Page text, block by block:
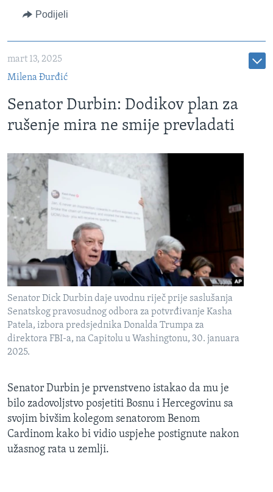
Podijeli
mart 13, 2025
Milena Đurđić
Senator Durbin: Dodikov plan za
rušenje mira ne smije prevladati
Senator Dick Durbin daje uvodnu riječ prije saslušanja
Senatskog pravosudnog odbora za potvrđivanje Kasha
Patela, izbora predsjednika Donalda Trumpa za
direktora FBI-a, na Capitolu u Washingtonu, 30. januara
2025.
Senator Durbin je prvenstveno istakao da mu je
bilo zadovoljstvo posjetiti Bosnu i Hercegovinu sa
svojim bivšim kolegom senatorom Benom
Cardinom kako bi vidio uspjehe postignute nakon
užasnog rata u zemlji.